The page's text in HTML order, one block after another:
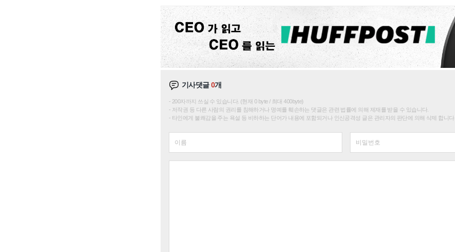
기사댓글0개
200자까지 쓰실 수 있습니다. (현재 0 byte / 최대 400byte)
저작권 등 다른 사람의 권리를 침해하거나 명예를 훼손하는 댓글은 관련 법률에 의해 제재를 받을 수 있습니다.
타인에게 불쾌감을 주는 욕설 등 비하하는 단어가 내용에 포함되거나 인신공격성 글은 관리자의 판단에 의해 삭제 합니다.